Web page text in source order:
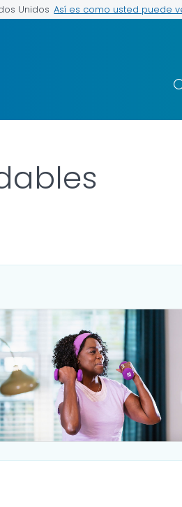
Unidos Así es como usted puede